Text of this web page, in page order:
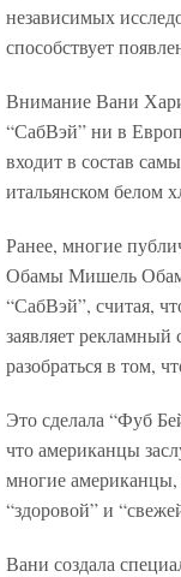
независимых
способствует
Внимание Вани Хари
“СабВэй” ни в
входит в состав
итальянском белом
Ранее, многие
Обамы Мишель
“СабВэй”, считая,
заявляет
разобраться в том,
Это сделала “Фуб
что американцы
многие
“здоровой” и
Вани создала